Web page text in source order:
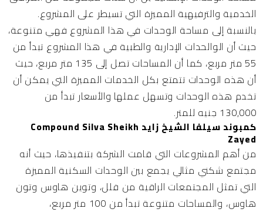
الخدمية والترفيهية المميزة التي تسيطر على المشروع.
بالنسبة إلى مساحة الوحدات في هذا المشروع فهي متنوعة،
حيث أن الوالحدات الإدارية والطبية في هذا المشروع تبدأ من
55 متر مربع، كما أن المساحات تصل إلى 135 متر مربع، حيث
أن هذه الوحدات تتمتع بكل الخدمات المميزة التي يمكن أن
تخدم هذه الوحدات وتسهل عملها والأسعار تبدأ من
130,000 جنيه للمتر.
كمبوند سيلفا الشيخ زايد Compound Silva Sheikh
Zayed
من أهم المشروعات التي قامت الشركة بتنفيذها، حيث أنه
مجتمع شكني مثالي يجمع بين الوحدات السكنية المميزة
التي تمثل المجتمعات الراقية من فلل، وتوين هاوس وتون
هاوس، والمساحات متنوعة تبدأ من 100 متر مربع،